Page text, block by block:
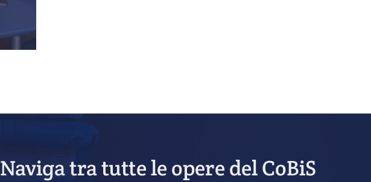
Naviga tra tutte le opere del CoBiS